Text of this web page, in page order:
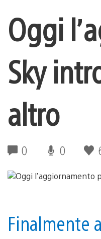
Oggi
Sky
altro
0 0
Finalmente